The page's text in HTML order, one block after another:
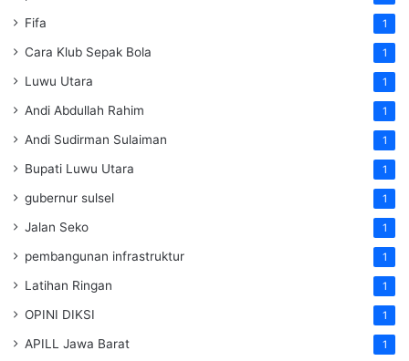
Fifa 1
Cara Klub Sepak Bola 1
Luwu Utara 1
Andi Abdullah Rahim 1
Andi Sudirman Sulaiman 1
Bupati Luwu Utara 1
gubernur sulsel 1
Jalan Seko 1
pembangunan infrastruktur 1
Latihan Ringan 1
OPINI DIKSI 1
APILL Jawa Barat 1